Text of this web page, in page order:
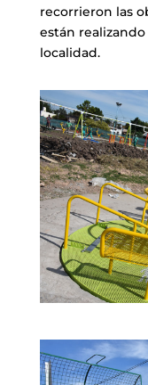
recorrieron las
están
localidad.